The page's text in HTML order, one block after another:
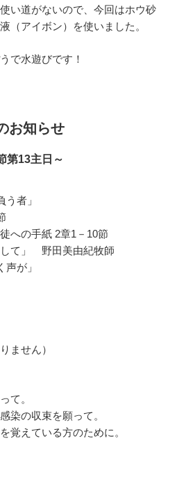
い道がないので、今回はホウ砂
（アイボン）を使いました。
で水遊びです！
お知らせ
第13主日～
者」
の手紙 2章1－10節
て」 野田美由紀牧師
が」
ません）
て。
染の収束を願って。
覚えている方のために。